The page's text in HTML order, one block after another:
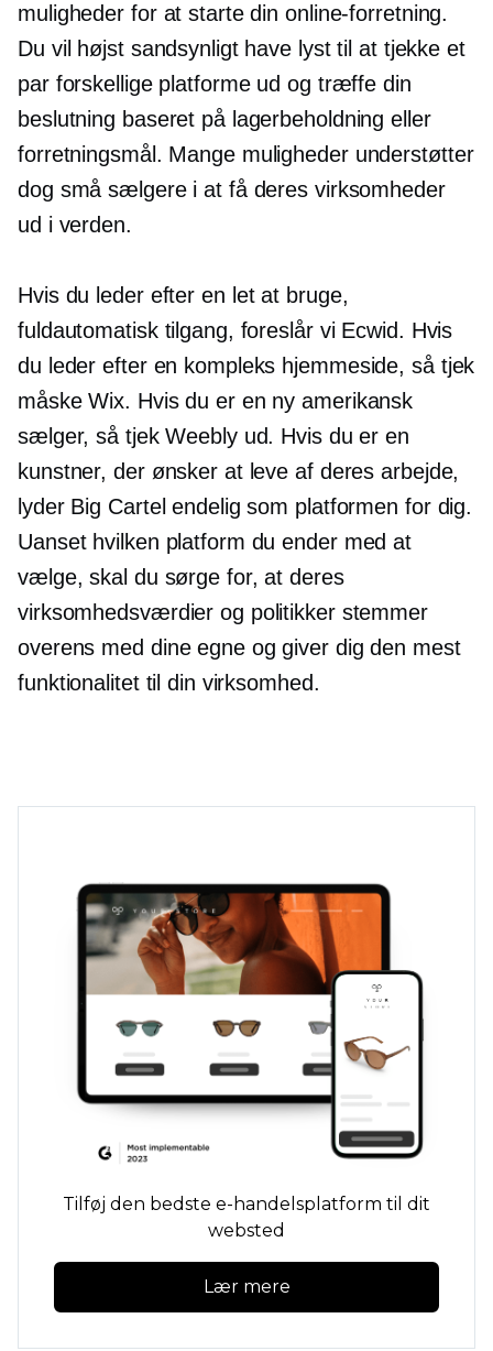
muligheder for at starte din online-forretning.
Du vil højst sandsynligt have lyst til at tjekke et
par forskellige platforme ud og træffe din
beslutning baseret på lagerbeholdning eller
forretningsmål. Mange muligheder understøtter
dog små sælgere i at få deres virksomheder
ud i verden.
Hvis du leder efter en let at bruge,
fuldautomatisk tilgang, foreslår vi Ecwid. Hvis
du leder efter en kompleks hjemmeside, så tjek
måske Wix. Hvis du er en ny amerikansk
sælger, så tjek Weebly ud. Hvis du er en
kunstner, der ønsker at leve af deres arbejde,
lyder Big Cartel endelig som platformen for dig.
Uanset hvilken platform du ender med at
vælge, skal du sørge for, at deres
virksomhedsværdier og politikker stemmer
overens med dine egne og giver dig den mest
funktionalitet til din virksomhed.
Tilføj den bedste e-handelsplatform til dit
websted
Lær mere